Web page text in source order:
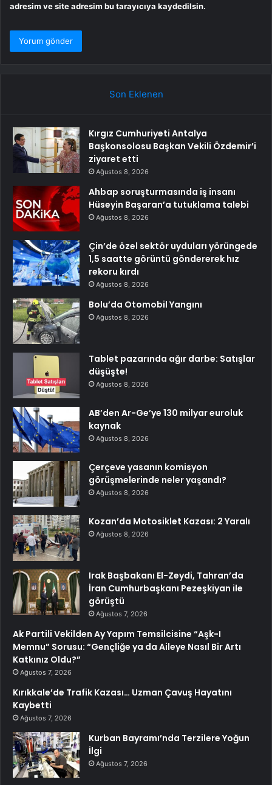
adresim ve site adresim bu tarayıcıya kaydedilsin.
Son Eklenen
Kırgız Cumhuriyeti Antalya
Başkonsolosu Başkan Vekili Özdemir’i
ziyaret etti
Ağustos 8, 2026
Ahbap soruşturmasında iş insanı
Hüseyin Başaran’a tutuklama talebi
Ağustos 8, 2026
Çin’de özel sektör uyduları yörüngede
1,5 saatte görüntü göndererek hız
rekoru kırdı
Ağustos 8, 2026
Bolu’da Otomobil Yangını
Ağustos 8, 2026
Tablet pazarında ağır darbe: Satışlar
düşüşte!
Ağustos 8, 2026
AB’den Ar-Ge’ye 130 milyar euroluk
kaynak
Ağustos 8, 2026
Çerçeve yasanın komisyon
görüşmelerinde neler yaşandı?
Ağustos 8, 2026
Kozan’da Motosiklet Kazası: 2 Yaralı
Ağustos 8, 2026
Irak Başbakanı El-Zeydi, Tahran’da
İran Cumhurbaşkanı Pezeşkiyan ile
görüştü
Ağustos 7, 2026
Ak Partili Vekilden Ay Yapım Temsilcisine “Aşk-I
Memnu” Sorusu: “Gençliğe ya da Aileye Nasıl Bir Artı
Katkınız Oldu?”
Ağustos 7, 2026
Kırıkkale’de Trafik Kazası… Uzman Çavuş Hayatını
Kaybetti
Ağustos 7, 2026
Kurban Bayramı’nda Terzilere Yoğun
İlgi
Ağustos 7, 2026